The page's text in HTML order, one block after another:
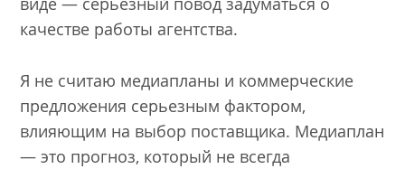
качестве работы агентства.
Я не считаю медиапланы и коммерческие
предложения серьезным фактором,
влияющим на выбор поставщика. Медиаплан
— это прогноз, который не всегда